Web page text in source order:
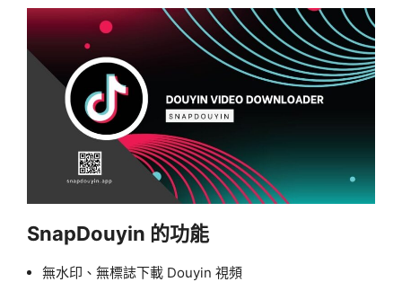
SnapDouyin 的功能
無水印、無標誌下載 Douyin 視頻